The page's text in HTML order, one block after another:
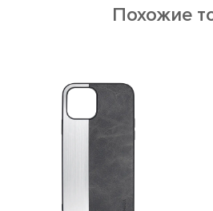
Похожие